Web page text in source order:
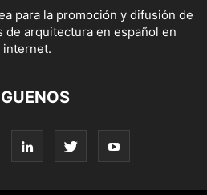
para la promoción y difusión de
de arquitectura en español en
internet.